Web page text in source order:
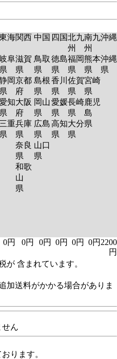
海関西 中国 四国北九
州
南九
州
沖縄
阜
県
岡
県
知
県
三重
県
滋賀
県
京都
府
大阪
府
兵庫
県
奈良
県
和歌
山
県
鳥取
県
島根
県
岡山
県
広島
県
山口
県
徳島
県
香川
県
愛媛
県
高知
県
福岡
県
佐賀
県
長崎
県
大分
県
熊本
県
宮崎
県
鹿児
島
県
沖縄
県
0円 0円 0円 0円 0円 0円 2200
円
が 含まれています。
加送料がかかる場合がありま
せん
ります。